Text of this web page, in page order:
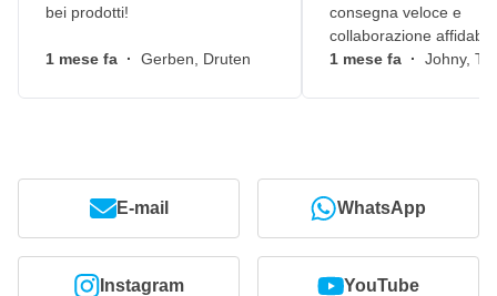
bei prodotti!
1 mese fa · Gerben, Druten
consegna veloce e
collaborazione
1 mese fa · Johny,
E-mail WhatsApp
Instagram YouTube